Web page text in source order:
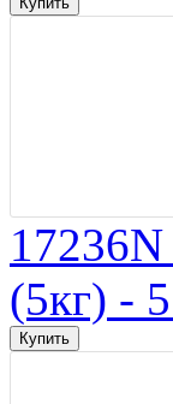
(5кг) -